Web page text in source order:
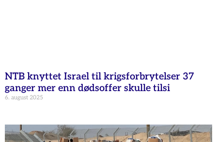
NTB knyttet Israel til krigsforbrytelser 37
ganger mer enn dødsoffer skulle tilsi
6. august 2025